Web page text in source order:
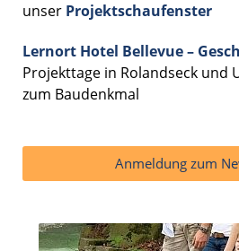
unser Projektschaufenster
Lernort Hotel Bellevue –
Projekttage in Rolandseck und
zum Baudenkmal
Anmeldung zum